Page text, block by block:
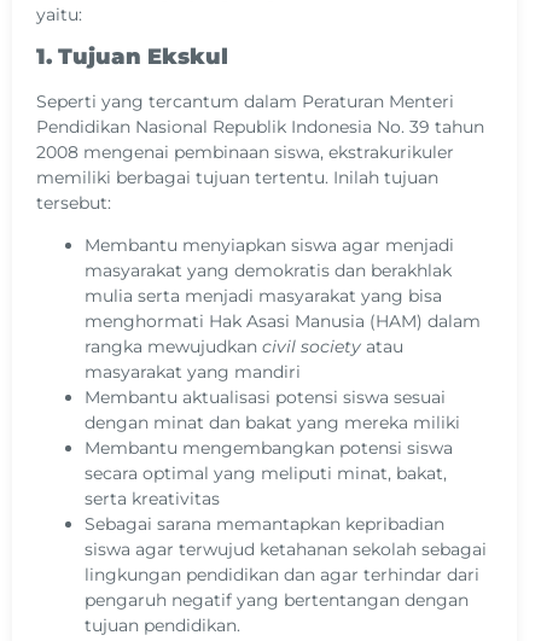
yaitu:
1. Tujuan Ekskul
Seperti yang tercantum dalam Peraturan Menteri
Pendidikan Nasional Republik Indonesia No. 39 tahun
2008 mengenai pembinaan siswa, ekstrakurikuler
memiliki berbagai tujuan tertentu. Inilah tujuan
tersebut:
Membantu menyiapkan siswa agar menjadi
masyarakat yang demokratis dan berakhlak
mulia serta menjadi masyarakat yang bisa
menghormati Hak Asasi Manusia (HAM) dalam
rangka mewujudkan civil society atau
masyarakat yang mandiri
Membantu aktualisasi potensi siswa sesuai
dengan minat dan bakat yang mereka miliki
Membantu mengembangkan potensi siswa
secara optimal yang meliputi minat, bakat,
serta kreativitas
Sebagai sarana memantapkan kepribadian
siswa agar terwujud ketahanan sekolah sebagai
lingkungan pendidikan dan agar terhindar dari
pengaruh negatif yang bertentangan dengan
tujuan pendidikan.